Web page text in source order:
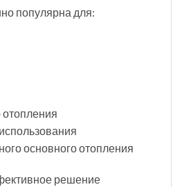
популярна для:
отопления
основного отопления
решение